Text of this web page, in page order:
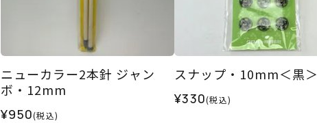
ニューカラー2本針 ジャン
ボ・12mm
¥950(税込)
スナップ・10mm＜黒＞
¥330(税込)